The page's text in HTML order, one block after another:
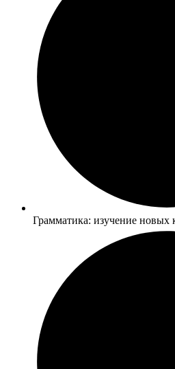
Грамматика: изучение новых